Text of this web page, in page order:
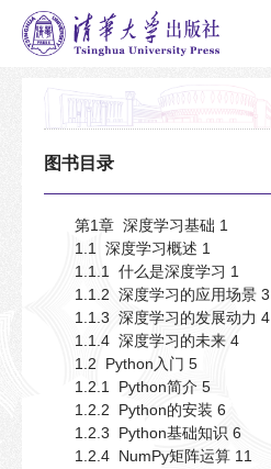
图书目录
第1章 深度学习基础 1
1.1 深度学习概述 1
1.1.1 什么是深度学习 1
1.1.2 深度学习的应用场景 3
1.1.3 深度学习的发展动力 4
1.1.4 深度学习的未来 4
1.2 Python入门 5
1.2.1 Python简介 5
1.2.2 Python的安装 6
1.2.3 Python基础知识 6
1.2.4 NumPy矩阵运算 11